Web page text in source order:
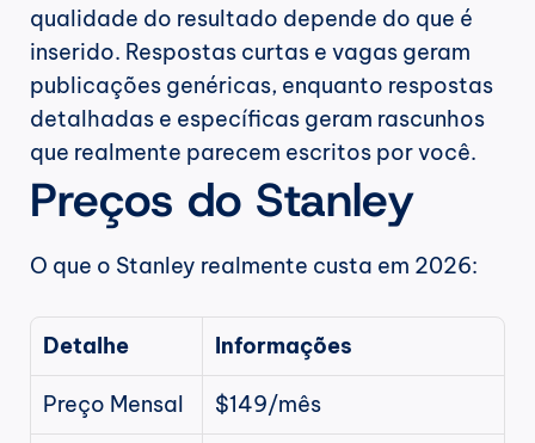
qualidade do resultado depende do que é
inserido. Respostas curtas e vagas geram
publicações genéricas, enquanto respostas
detalhadas e específicas geram rascunhos
que realmente parecem escritos por você.
Preços do Stanley
O que o Stanley realmente custa em 2026:
Detalhe Informações
Preço Mensal $149/mês